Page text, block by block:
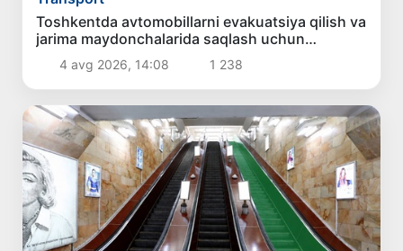
Toshkentda avtomobillarni evakuatsiya qilish va
jarima maydonchalarida saqlash uchun
to‘lovlarning eng yuqori miqdori belgilanmoqda
4 avg 2026, 14:08 1 238